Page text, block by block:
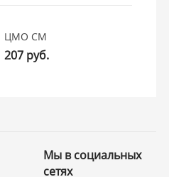
ЦМО СМ
207 руб.
Мы в социальных
сетях